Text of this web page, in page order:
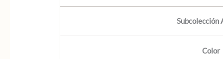
Subcolección
Color